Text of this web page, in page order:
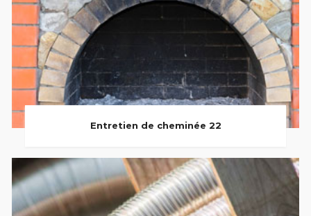
Entretien de cheminée 22